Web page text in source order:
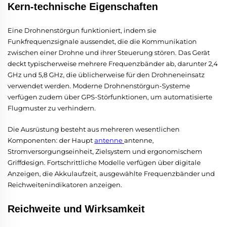
Kern-technische Eigenschaften
Eine Drohnenstörgun funktioniert, indem sie
Funkfrequenzsignale aussendet, die die Kommunikation
zwischen einer Drohne und ihrer Steuerung stören. Das Gerät
deckt typischerweise mehrere Frequenzbänder ab, darunter 2,4
GHz und 5,8 GHz, die üblicherweise für den Drohneneinsatz
verwendet werden. Moderne Drohnenstörgun-Systeme
verfügen zudem über GPS-Störfunktionen, um automatisierte
Flugmuster zu verhindern.
Die Ausrüstung besteht aus mehreren wesentlichen
Komponenten: der Hauptantenneantenne,
Stromversorgungseinheit, Zielsystem und ergonomischem
Griffdesign. Fortschrittliche Modelle verfügen über digitale
Anzeigen, die Akkulaufzeit, ausgewählte Frequenzbänder und
Reichweitenindikatoren anzeigen.
Reichweite und Wirksamkeit